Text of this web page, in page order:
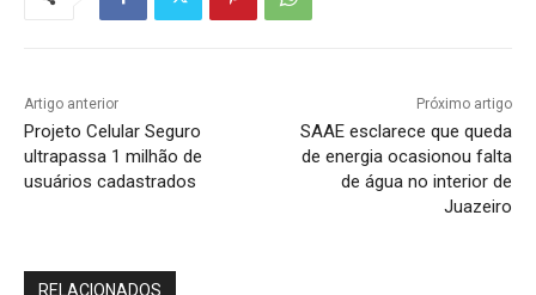
Artigo anterior
Projeto Celular Seguro
ultrapassa 1 milhão de
usuários cadastrados
Próximo artigo
SAAE esclarece que queda
de energia ocasionou falta
de água no interior de
Juazeiro
RELACIONADOS